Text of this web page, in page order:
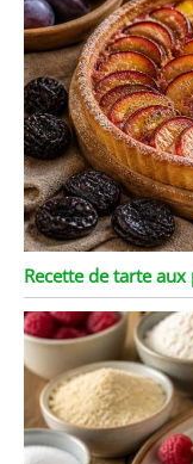
Recette de tarte